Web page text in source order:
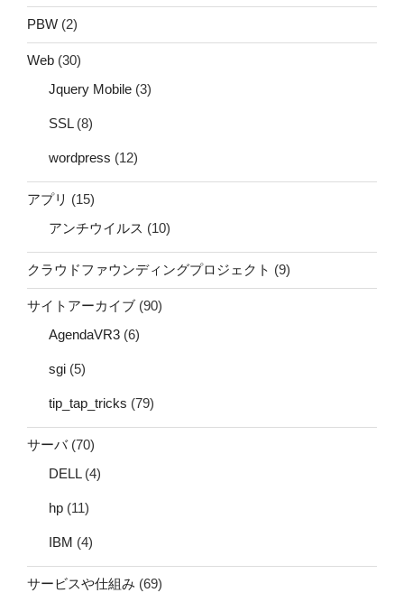
PBW (2)
Web (30)
Jquery Mobile (3)
SSL(8)
wordpress (12)
アプリ (15)
アンチウイルス (10)
クラウドファウンディングプロジェクト (9)
サイトアーカイブ (90)
AgendaVR3 (6)
sgi (5)
tip_tap_tricks (79)
サーバ(70)
DELL(4)
hp (11)
IBM (4)
サービスや仕組み (69)